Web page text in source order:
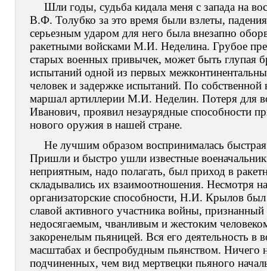
Шли годы, судьба кидала меня с запада на
В.Ф. Толубко за это время были взлеты,
серьезным ударом для него была внезапно
ракетными войсками М.И. Неделина. Грубое
старых военных привычек, может быть глупая
испытаний одной из первых
человек и задержке испытаний. По собственной
маршал артиллерии М.И. Неделин. Потеря для
Иванович, проявил незаурядные способности
нового оружия в нашей стране.
Не лучшим образом воспринималась
Пришли и быстро ушли известные
неприятным, надо полагать, был приход в
складывались их взаимоотношения. Несмотря
организаторские способности, Н.И. Крылов
славой активного участника войны,
недосягаемым, чванливым и жестоким
закоренелым пьяницей. Вся его деятельность
масштабах и беспробудным пьянством. Ничего
подчиненных, чем вид мертвецки пьяного